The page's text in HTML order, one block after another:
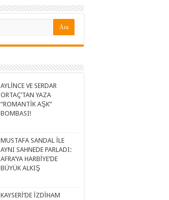
AYLİNCE VE SERDAR
ORTAÇ’TAN YAZA
“ROMANTİK AŞK”
BOMBASI!
MUSTAFA SANDAL İLE
AYNI SAHNEDE PARLADI:
AFRA’YA HARBİYE’DE
BÜYÜK ALKIŞ
KAYSERİ’DE İZDİHAM